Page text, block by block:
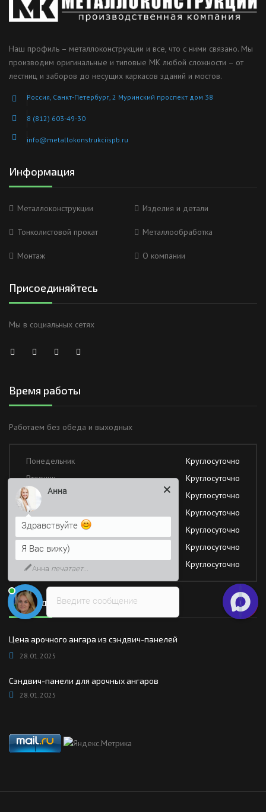
Наш профиль – металлоконструкции и все, что с ними связано. Мы
производим оригинальные и типовые МК любой сложности – от
лестниц и заборов до несущих каркасов зданий и мостов.
Россия, Санкт-Петербург, 2 Муринский проспект дом 38
8 (812) 603-49-30
info@metallokonstrukciispb.ru
Информация
Металлоконструкции Изделия и детали
Тонколистовой прокат Металлообработка
Монтаж О компании
Присоединяйтесь
Мы в социальных сетях
Время работы
Работаем без обеда и выходных
Понедельник
Круглосуточно
Вторник
Круглосуточно
Среда
Круглосуточно
Четверг
Круглосуточно
Пятница
Круглосуточно
Суббота
Круглосуточно
Воскресение
Круглосуточно
Последние новости
Цена арочного ангара из сэндвич-панелей
28.01.2025
Сэндвич-панели для арочных ангаров
28.01.2025
Введите сообщение
Анна
Здравствуйте
Я Вас вижу)
Анна печатает...